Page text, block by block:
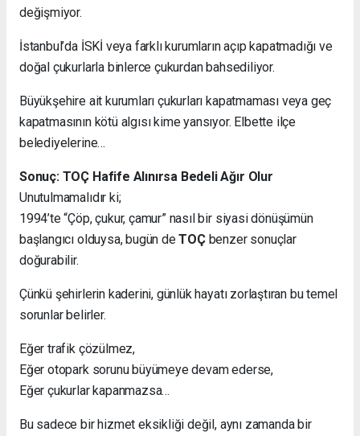
değişmiyor.
İstanbul’da İSKİ veya farklı kurumların açıp kapatmadığı ve
doğal çukurlarla binlerce çukurdan bahsediliyor.
Büyükşehire ait kurumları çukurları kapatmaması veya geç
kapatmasının kötü algısı kime yansıyor. Elbette ilçe
belediyelerine…
Sonuç: TOÇ Hafife Alınırsa Bedeli Ağır Olur
Unutulmamalıdır ki;
1994’te “Çöp, çukur, çamur” nasıl bir siyasi dönüşümün
başlangıcı olduysa, bugün deTOÇbenzer sonuçlar
doğurabilir.
Çünkü şehirlerin kaderini, günlük hayatı zorlaştıran bu temel
sorunlar belirler.
Eğer trafik çözülmez,
Eğer otopark sorunu büyümeye devam ederse,
Eğer çukurlar kapanmazsa…
Bu sadece bir hizmet eksikliği değil, aynı zamanda bir